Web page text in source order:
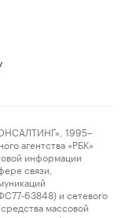
1995–
агентства «РБК»
информации
связи,
63848) и сетевого
массовой